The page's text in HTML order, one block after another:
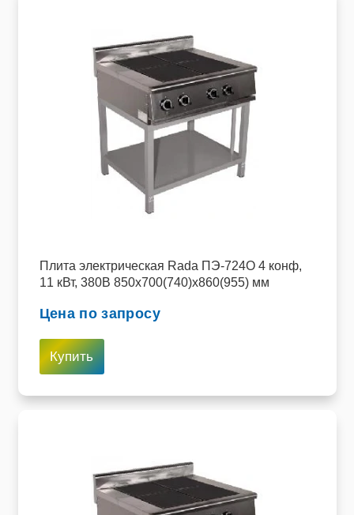
Плита электрическая Rada ПЭ-724О 4 конф,
11 кВт, 380В 850х700(740)х860(955) мм
Цена по запросу
Купить